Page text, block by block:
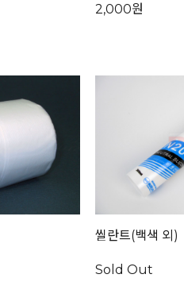
2,000원
씰란트(백색 외)
Sold Out